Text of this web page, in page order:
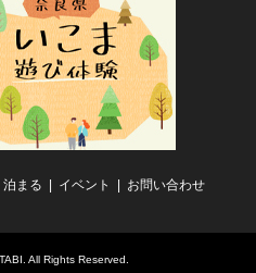
泊まる イベント お問い合わせ
. All Rights Reserved.